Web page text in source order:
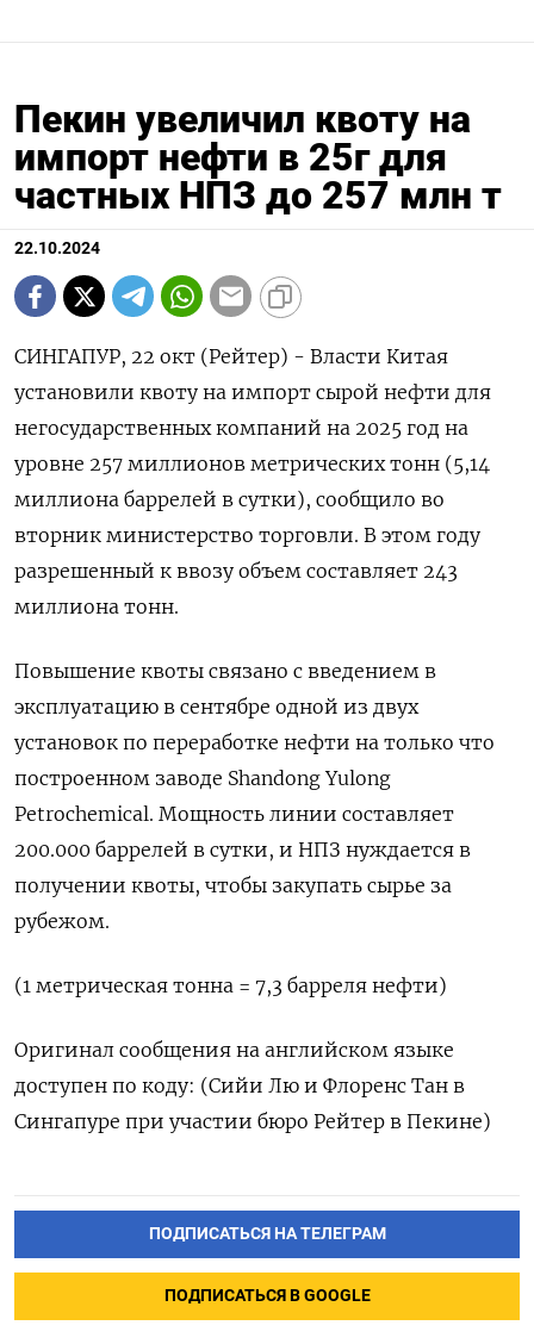
Пекин увеличил квоту на
импорт нефти в 25г для
частных НПЗ до 257 млн т
22.10.2024
СИНГАПУР, 22 окт (Рейтер) - Власти Китая
установили квоту на импорт сырой нефти для
негосударственных компаний на 2025 год на
уровне 257 миллионов метрических тонн (5,14
миллиона баррелей в сутки), сообщило во
вторник министерство торговли. В этом году
разрешенный к ввозу объем составляет 243
миллиона тонн.
Повышение квоты связано с введением в
эксплуатацию в сентябре одной из двух
установок по переработке нефти на только что
построенном заводе Shandong Yulong
Petrochemical. Мощность линии составляет
200.000 баррелей в сутки, и НПЗ нуждается в
получении квоты, чтобы закупать сырье за
рубежом.
(1 метрическая тонна = 7,3 барреля нефти)
Оригинал сообщения на английском языке
доступен по коду: (Сийи Лю и Флоренс Тан в
Сингапуре при участии бюро Рейтер в Пекине)
ПОДПИСАТЬСЯ НА ТЕЛЕГРАМ
ПОДПИСАТЬСЯ В GOOGLE